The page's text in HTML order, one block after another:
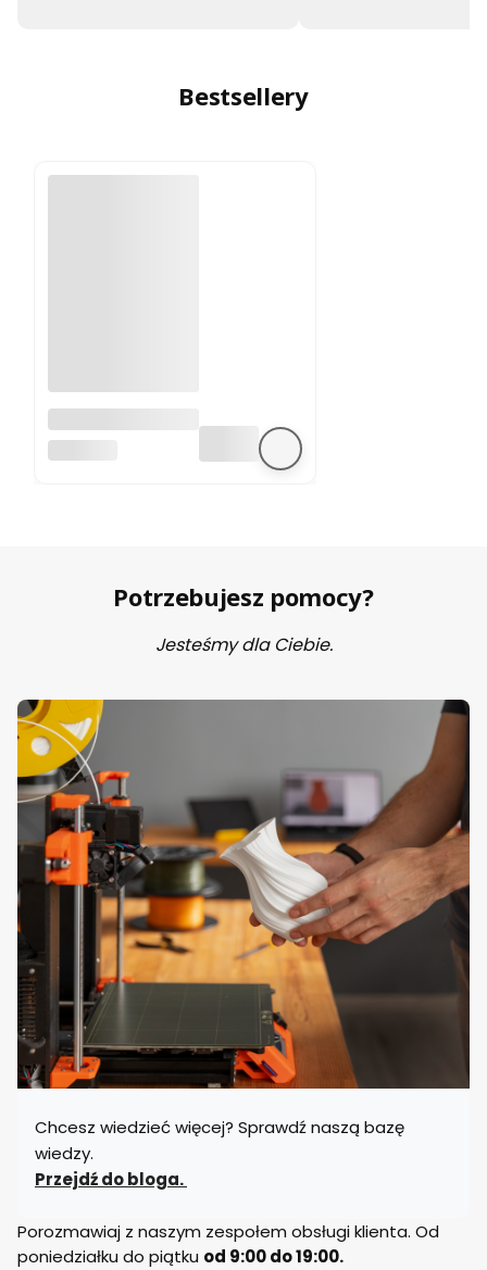
Bestsellery
silnika krokowego
Potrzebujesz pomocy?
Jesteśmy dla Ciebie.
Chcesz wiedzieć więcej? Sprawdź naszą bazę
wiedzy.
Przejdź do bloga.
Porozmawiaj z naszym zespołem obsługi klienta. Od
poniedziałku do piątku od 9:00 do 19:00.